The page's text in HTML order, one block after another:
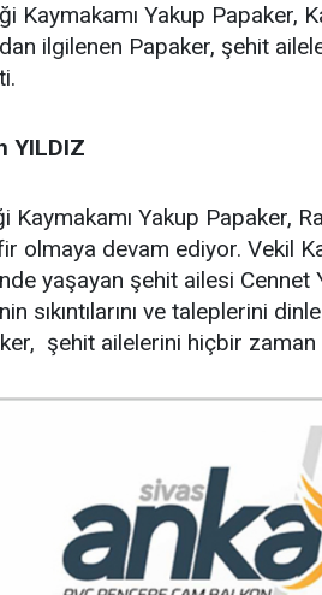
Kaymakamı Yakup Papaker,
ilgilenen Papaker, şehit
YILDIZ
Kaymakamı Yakup Papaker,
olmaya devam ediyor. Vekil
yaşayan şehit ailesi Cennet
sıkıntılarını ve taleplerini
şehit ailelerini hiçbir zaman